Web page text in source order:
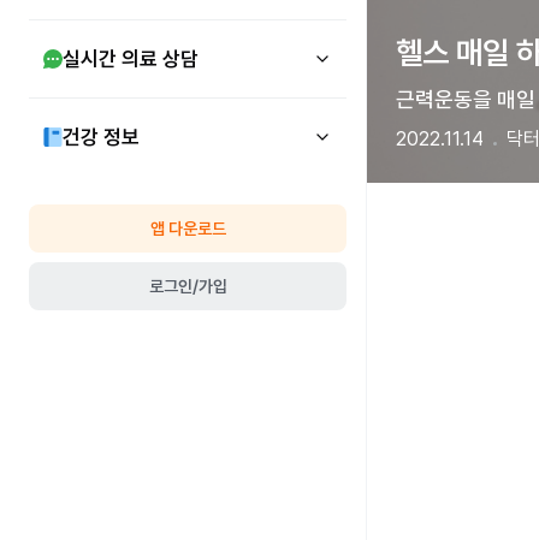
실시간 의료 상담
건강 정보
앱 다운로드
로그인/가입
헬스 매일
근력운동을 매
2022.11.14 닥